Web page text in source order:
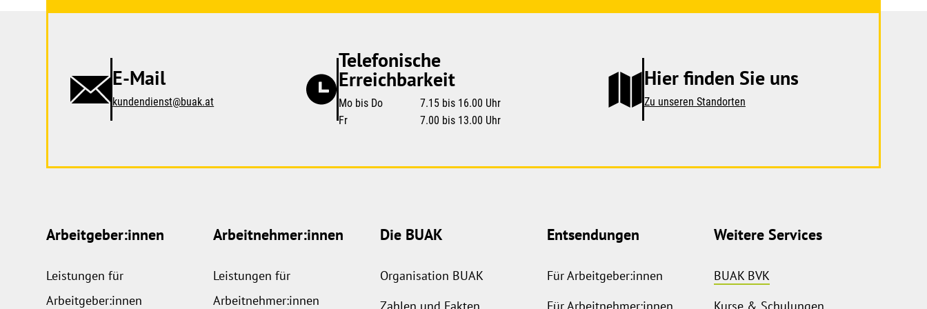
E-Mail
kundendienst@buak.at
Telefonische
Erreichbarkeit
Mo bis Do
7.15 bis 16.00 Uhr
Fr
7.00 bis 13.00 Uhr
Hier finden Sie uns
Zu unseren Standorten
Arbeitgeber:innen
Leistungen für
Arbeitgeber:innen
Arbeitnehmer:innen
Leistungen für
Arbeitnehmer:innen
Die BUAK
Organisation BUAK
Zahlen und Fakten
Entsendungen
Für Arbeitgeber:innen
Für Arbeitnehmer:innen
Weitere Services
BUAK BVK
Kurse & Schulungen